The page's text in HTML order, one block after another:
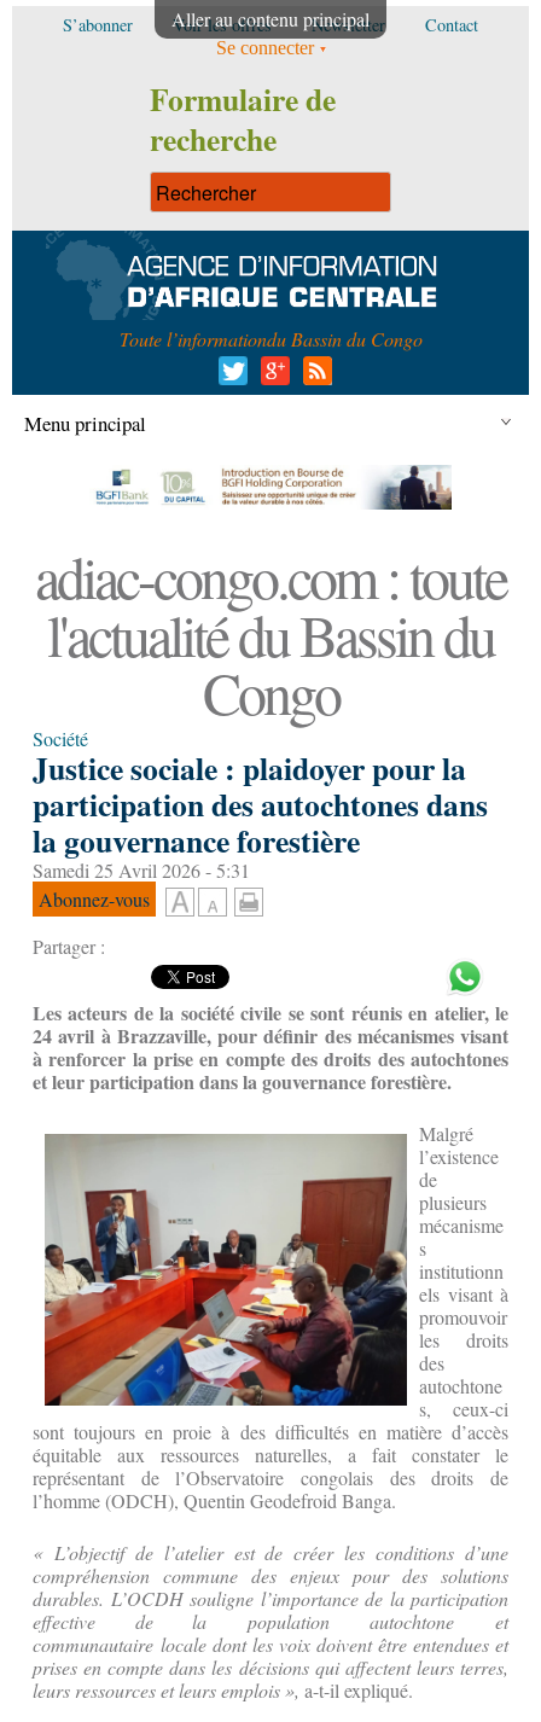
Aller au contenu principal
S’abonner Voir les offres Newsletter Contact
Se connecter
Formulaire de
recherche
Toute l’informationdu Bassin du Congo
Menu principal
adiac-congo.com : toute
l'actualité du Bassin du
Congo
Société
Justice sociale : plaidoyer pour la
participation des autochtones dans
la gouvernance forestière
Samedi 25 Avril 2026 - 5:31
Abonnez-vous
Partager :
Les acteurs de la société civile se sont réunis en atelier, le
24 avril à Brazzaville, pour définir des mécanismes visant
à renforcer la prise en compte des droits des autochtones
et leur participation dans la gouvernance forestière.
Malgré
l’existence
de
plusieurs
mécanisme
s
institutionn
els visant à
promouvoir
les droits
des
autochtone
s, ceux-ci
sont toujours en proie à des difficultés en matière d’accès
équitable aux ressources naturelles, a fait constater le
représentant de l’Observatoire congolais des droits de
l’homme (ODCH), Quentin Geodefroid Banga.
« L’objectif de l’atelier est de créer les conditions d’une
compréhension commune des enjeux pour des solutions
durables. L’OCDH souligne l’importance de la participation
effective de la population autochtone et
communautaire locale dont les voix doivent être entendues et
prises en compte dans les décisions qui affectent leurs terres,
leurs ressources et leurs emplois », a-t-il expliqué.